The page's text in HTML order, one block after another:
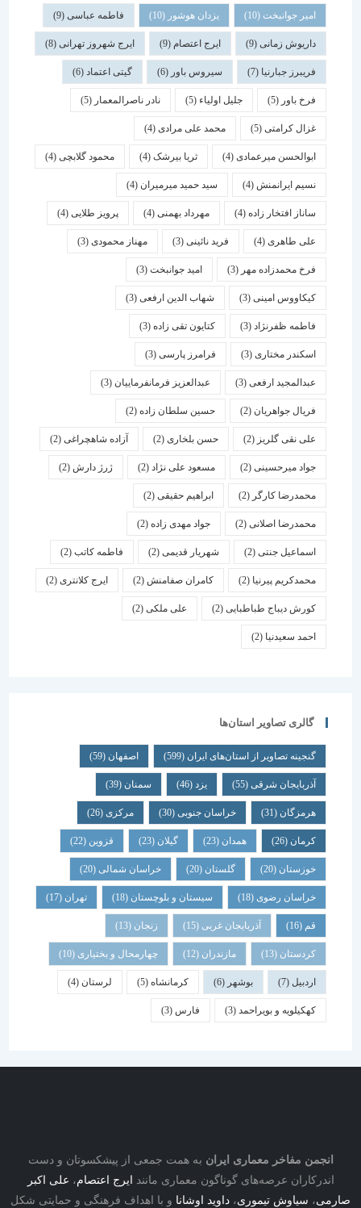
امیر جوانبخت(10) یزدان هوشور(10) فاطمه عباسی(9)
داریوش زمانی(9) ایرج اعتصام(9) ایرج شهروز تهرانی(8)
فریبرز جبارنیا(7) سیروس باور(6) گیتی اعتماد(6)
فرخ باور(5) جلیل اولیاء(5) نادر ناصرالمعمار (5)
غزال کرامتی(5) محمد علی مرادی(4)
ابوالحسن میرعمادی(4) ثریا بیرشک(4) محمود گلابچی(4)
نسیم ایرانمنش(4) سید حمید میرمیران(4)
ساناز افتخار زاده(4) مهرداد بهمنی (4) پرویز طلایی(4)
علی طاهری(4) فرید نائینی(3) مهناز محمودی(3)
فرخ محمدزاده مهر(3) امید جوانبخت(3)
کیکاووس امینی(3) شهاب الدین ارفعی(3)
فاطمه ظفرنژاد(3) کتایون تقی زاده(3)
اسكندر مختاری (3) فرامرز پارسی(3)
عبدالمجید ارفعی(3) عبدالعزیز فرمانفرماییان(3)
فریال جواهریان(2) حسین سلطان زاده(2)
علی نقی گلریز(2) حسن بلخاری(2) آزاده شاهچراغی(2)
جواد میرحسینی(2) مسعود علی نژاد(2) ژرژ دارش (2)
محمدرضا کارگر(2) ابراهیم حقیقی(2)
محمدرضا اصلانی(2) جواد مهدی زاده(2)
اسماعیل جنتی(2) شهریار قدیمی(2) فاطمه کاتب(2)
محمدکریم پیرنیا (2) کامران صفامنش(2) ایرج کلانتری (2)
کورش دیباج طباطبایی(2) علی ملکی(2)
احمد سعیدنیا (2)
گالری تصاویر استان‌ها
گنجینه تصاویر از استان‌های ایران(599) اصفهان (59)
آذربایجان شرقی(55) یزد سمنان (39)
هرمزگان(31) خراسان جنوبی(30) مرکزی (26)
همدان گیلان قزوین
خوزستان(20) گلستان (20) خراسان شمالی(20)
خراسان رضوی(18) سیستان و بلوچستان(18) تهران
آذربایجان غربی(15) زنجان
کردستان(13) مازندران(12) چهارمحال و بختیاری (10)
بوشهر کرمانشاه(5) لرستان (4)
کهکیلویه و بویراحمد(3) فارس
مفاخر معماری ایرانبه همت جمعی از پیشکسوتان و دست
عرصه‌های گوناگون معماری مانندایرج اعتصام،علی اکبر
،سیاوش تیموری،داوید اوشاناو با اهداف فرهنگی و حمایتی شکل